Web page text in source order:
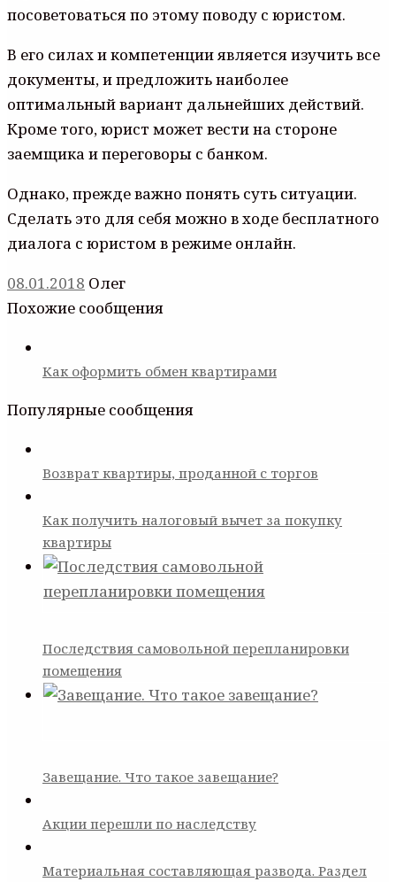
посоветоваться по этому поводу с юристом.
В его силах и компетенции является изучить все
документы, и предложить наиболее
оптимальный вариант дальнейших действий.
Кроме того, юрист может вести на стороне
заемщика и переговоры с банком.
Однако, прежде важно понять суть ситуации.
Сделать это для себя можно в ходе бесплатного
диалога с юристом в режиме онлайн.
08.01.2018 Олег
Похожие сообщения
Как оформить обмен квартирами
Популярные сообщения
Возврат квартиры, проданной с торгов
Как получить налоговый вычет за покупку
квартиры
Последствия самовольной перепланировки
помещения
Завещание. Что такое завещание?
Акции перешли по наследству
Материальная составляющая развода. Раздел